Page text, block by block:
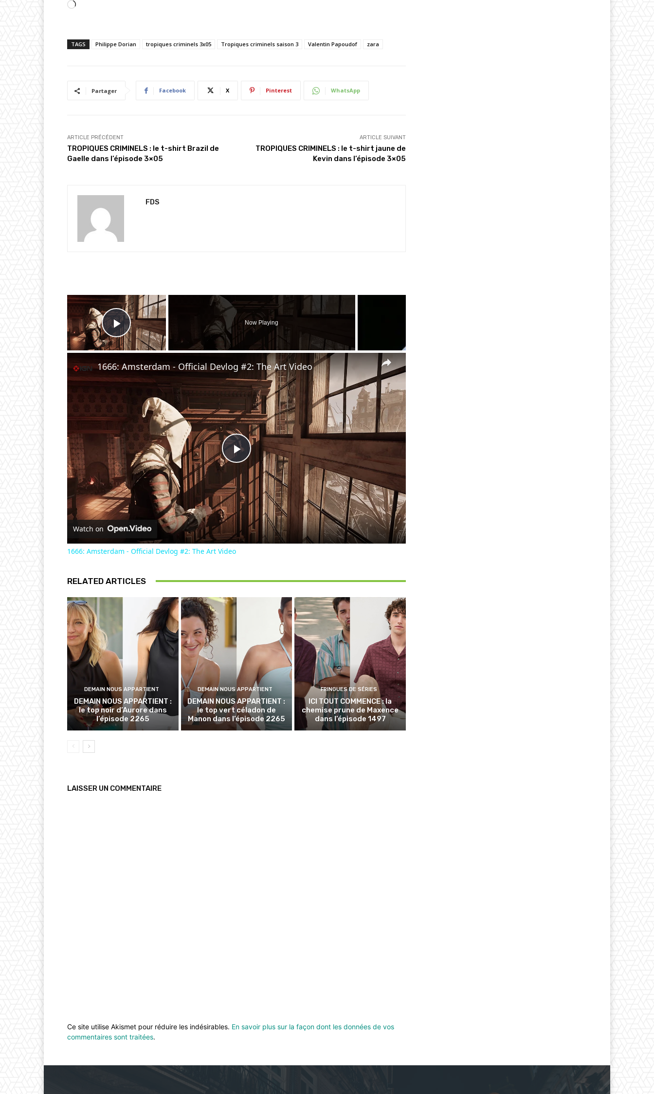
C
r
…
TAGS Philippe Dorian tropiques criminels 3x05 Tropiques criminels saison 3 Valentin Papoudof zara
Partager Facebook X Pinterest WhatsApp
ARTICLE PRÉCÉDENT
TROPIQUES CRIMINELS : le t-shirt Brazil de
Gaelle dans l’épisode 3×05
ARTICLE SUIVANT
TROPIQUES CRIMINELS : le t-shirt jaune de
Kevin dans l’épisode 3×05
FDS
×
Play Video
Now Playing
Play
Video
1666: Amsterdam - Official Devlog #2: The Art Video
Watch on
1666: Amsterdam - Official Devlog #2: The Art Video
RELATED ARTICLES
DEMAIN NOUS APPARTIENT
DEMAIN NOUS APPARTIENT :
le top noir d’Aurore dans
l’épisode 2265
DEMAIN NOUS APPARTIENT
DEMAIN NOUS APPARTIENT :
le top vert céladon de
Manon dans l’épisode 2265
FRINGUES DE SÉRIES
ICI TOUT COMMENCE : la
chemise prune de Maxence
dans l’épisode 1497
LAISSER UN COMMENTAIRE
Ce site utilise Akismet pour réduire les indésirables. En savoir plus sur la façon dont les données de vos
commentaires sont traitées.